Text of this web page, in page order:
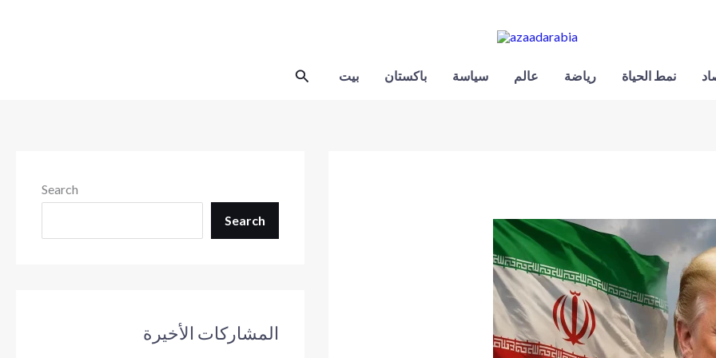
Search بيت باكستان سياسة عالم رياضة نمط الحياة
Search
Search
المشاركات الأخيرة